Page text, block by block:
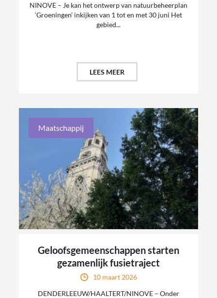
NINOVE – Je kan het ontwerp van natuurbeheerplan
‘Groeningen’ inkijken van 1 tot en met 30 juni Het
gebied...
LEES MEER
Maatschappij
Geloofsgemeenschappen starten
gezamenlijk fusietraject
10 maart 2026
DENDERLEEUW/HAALTERT/NINOVE – Onder